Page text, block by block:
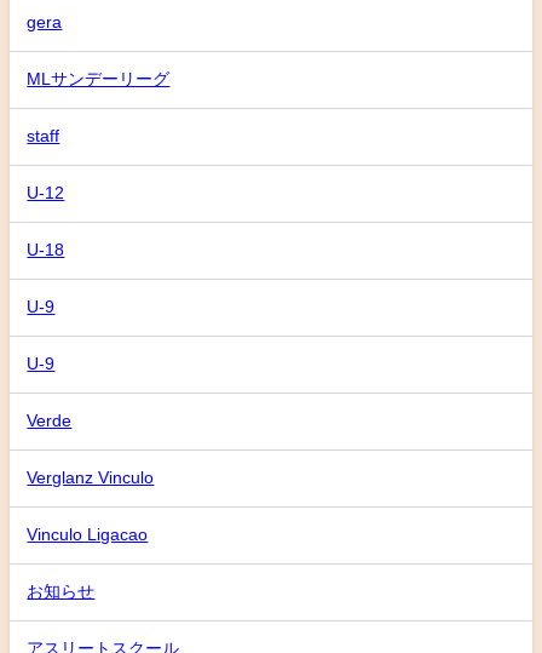
gera
MLサンデーリーグ
staff
U-12
U-18
U-9
U-9
Verde
Verglanz Vinculo
Vinculo Ligacao
お知らせ
アスリートスクール